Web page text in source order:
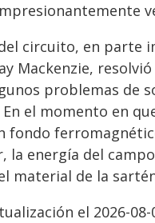
circuito, en parte
Mackenzie,
problemas de
el momento en
fondo
la energía del
material de la
el 2026-08-